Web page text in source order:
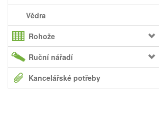
Vědra
Rohože
Ruční nářadí
Kancelářské potřeby